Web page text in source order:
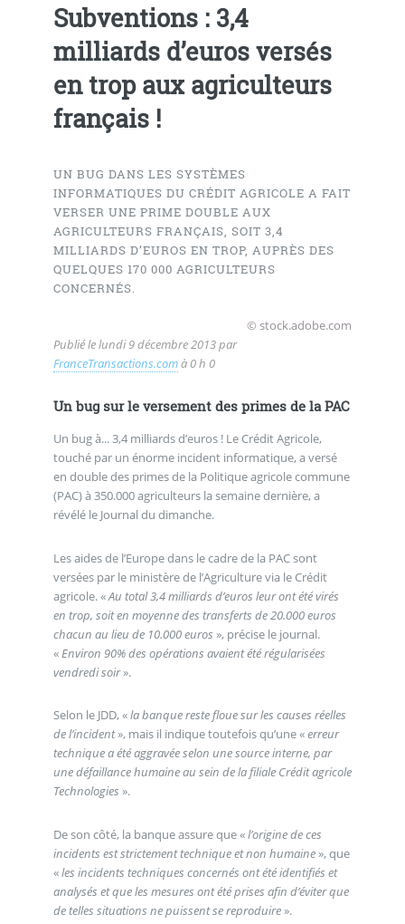
Subventions : 3,4
milliards d’euros versés
en trop aux agriculteurs
français !
UN BUG DANS LES SYSTÈMES
INFORMATIQUES DU CRÉDIT AGRICOLE A FAIT
VERSER UNE PRIME DOUBLE AUX
AGRICULTEURS FRANÇAIS, SOIT 3,4
MILLIARDS D’EUROS EN TROP, AUPRÈS DES
QUELQUES 170 000 AGRICULTEURS
CONCERNÉS.
© stock.adobe.com
Publié lelundi 9 décembre 2013par
FranceTransactions.comà 0 h 0
Un bug sur le versement des primes de la PAC
Un bug à... 3,4 milliards d’euros ! Le Crédit Agricole,
touché par un énorme incident informatique, a versé
en double des primes de la Politique agricole commune
(PAC) à 350.000 agriculteurs la semaine dernière, a
révélé le Journal du dimanche.
Les aides de l’Europe dans le cadre de la PAC sont
versées par le ministère de l’Agriculture via le Crédit
agricole. «Au total 3,4 milliards d’euros leur ont été virés
en trop, soit en moyenne des transferts de 20.000 euros
chacun au lieu de 10.000 euros », précise le journal.
«Environ 90% des opérations avaient été régularisées
vendredi soir».
Selon le JDD, «la banque reste floue sur les causes réelles
de l’incident», mais il indique toutefois qu’une «erreur
technique a été aggravée selon une source interne, par
une défaillance humaine au sein de la filiale Crédit agricole
Technologies ».
De son côté, la banque assure que «l’origine de ces
incidents est strictement technique et non humaine», que
«les incidents techniques concernés ont été identifiés et
analysés et que les mesures ont été prises afin d’éviter que
de telles situations ne puissent se reproduire».